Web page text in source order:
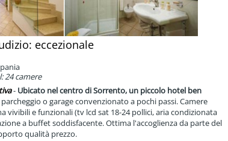
eccezionale
24 camere
- Ubicato nel centro di Sorrento, un piccolo hotel ben
parcheggio o garage convenzionato a pochi passi. Camere
vivibili e funzionali (tv lcd sat 18-24 pollici, aria condizionata
a buffet soddisfacente. Ottima l'accoglienza da parte del
qualità prezzo.